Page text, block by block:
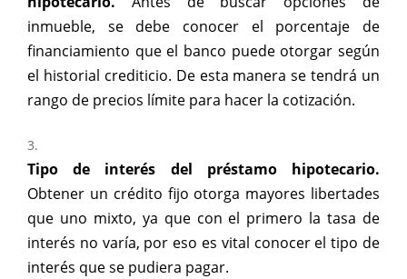
inmueble, se debe conocer el porcentaje de
financiamiento que el banco puede otorgar según
el historial crediticio. De esta manera se tendrá un
rango de precios límite para hacer la cotización.
Tipo de interés del préstamo hipotecario.
Obtener un crédito fijo otorga mayores libertades
que uno mixto, ya que con el primero la tasa de
interés no varía, por eso es vital conocer el tipo de
interés que se pudiera pagar.